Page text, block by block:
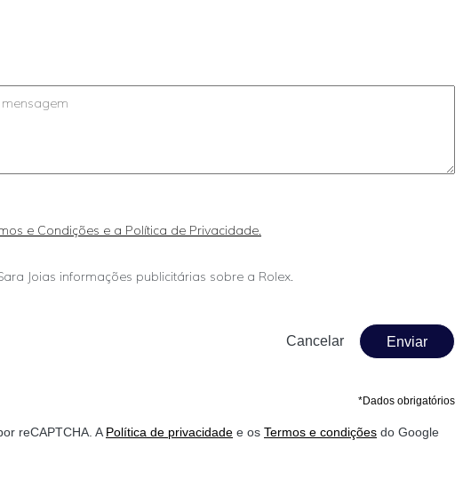
e Condições e a Política de Privacidade.
Joias informações publicitárias sobre a Rolex.
Enviar
*Dados obrigatórios
reCAPTCHA. A Política de privacidade e os Termos e condições do Google